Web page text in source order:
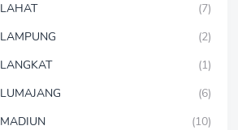
LAHAT
(7)
LAMPUNG
(2)
LANGKAT
(1)
LUMAJANG
(6)
MADIUN
(10)